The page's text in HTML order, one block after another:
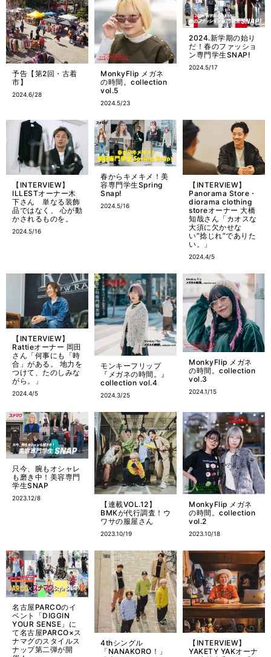
予告【第2回・古着
市】
2024.6/28
MonkyFlip メガネ
の時間。collection
vol.5
2024.5/23
2024.新学期の始り
だ！春のファッショ
ン専門学生SNAP!
2024.5/17
【INTERVIEW】
ILLESTオーナー木
下さん 単なる装飾
品ではなく、 心が動
かされるものを。
2024.5/16
春からキメキメ！美
容専門学生Spring
Snap!
2024.5/16
【INTERVIEW】
Panorama Store・
diorama clothing
storeオーナー 大橋
知哉さん「カオスな
大須に欠かせな
い”捻じれ”でありた
い。」
2024.4/5
【INTERVIEW】
Rattieオーナー 岡田
さん「何事にも「時
合」がある。 地力を
つけて、たのしみな
がら。」
2024.4/5
モンキーフリップ
『メガネの時間。』
collection vol.4
2024.3/25
MonkyFlip メガネ
の時間。collection
vol.3
2024.1/15
只今、腕もオシャレ
も磨き中！美容専門
学生SNAP
2023.12/8
【連載VOL.12】
BMKが代行調査！ウ
ワサの服屋さん
2023.10/19
MonkyFlip メガネ
の時間。collection
vol.2
2023.10/18
名古屋PARCOのイ
ベント「DIGGIN
YOUR SENSE」に
て名古屋PARCO×ス
ナマグのスタイルス
ナップ第二弾が開
4thシングル
「NANAKORO！」
【INTERVIEW】
YAKETY YAKオーナ